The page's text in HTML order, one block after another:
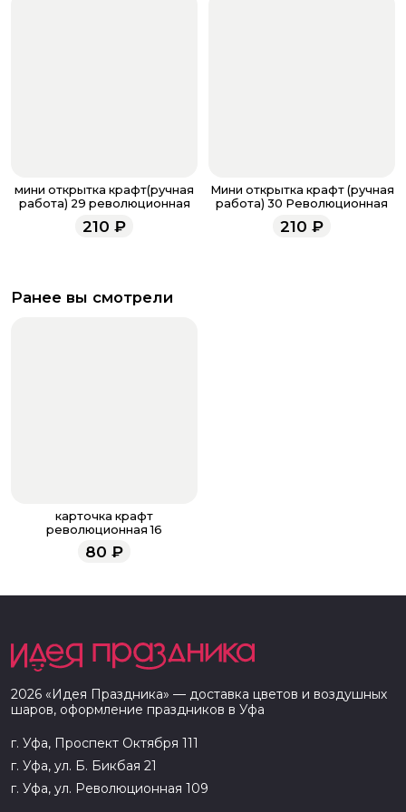
мини открытка крафт(ручная
работа) 29 революционная
210 ₽
Мини открытка крафт (ручная
работа) 30 Революционная
210 ₽
Ранее вы смотрели
карточка крафт
революционная 16
80 ₽
2026 «Идея Праздника» — доставка цветов и воздушных
шаров, оформление праздников в Уфа
г. Уфа, Проспект Октября 111
г. Уфа, ул. Б. Бикбая 21
г. Уфа, ул. Революционная 109